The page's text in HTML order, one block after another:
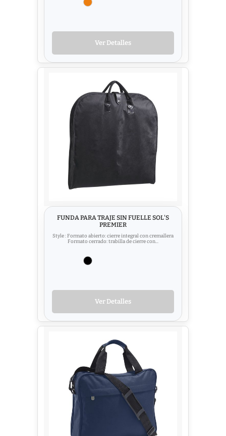
Ver Detalles
FUNDA PARA TRAJE SIN FUELLE SOL'S
PREMIER
Style : Formato abierto: cierre integral con cremallera
Formato cerrado: trabilla de cierre con...
Ver Detalles